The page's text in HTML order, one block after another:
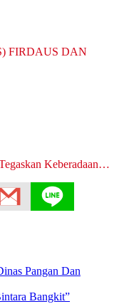
FIRDAUS DAN
Keberadaan…
Pangan Dan
Bangkit”